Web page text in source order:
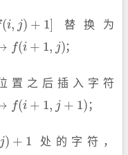
(i, j) + 1]
i,j)+ 1 ] 替换为
f(i + 1, j)
1 j) ；
置之后插入字符
f(i + 1, j + 1)
1 j+1 ) ；
j) + 1
1 处的字符，